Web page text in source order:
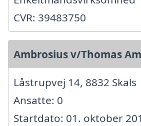
CVR: 39483750
Ambrosius v/Thomas
Låstrupvej 14, 8832 Skals
Ansatte: 0
Startdato: 01. oktober